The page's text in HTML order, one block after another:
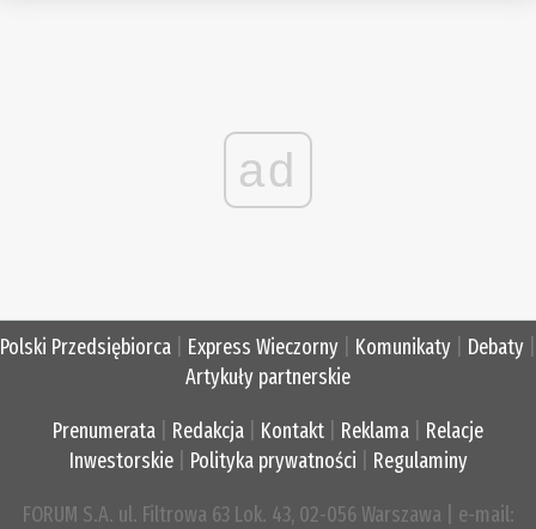
ad
Polski Przedsiębiorca Express Wieczorny Komunikaty Debaty
Artykuły partnerskie
Prenumerata Redakcja Kontakt Reklama
Relacje
Inwestorskie| Polityka prywatności Regulaminy
FORUM S.A. ul. Filtrowa 63 Lok. 43, 02-056 Warszawa | e-mail: